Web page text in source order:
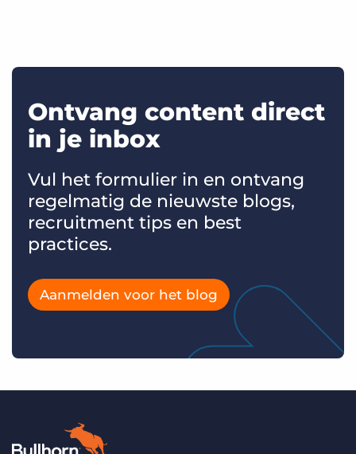
Ontvang content direct
in je inbox
Vul het formulier in en ontvang
regelmatig de nieuwste blogs,
recruitment tips en best
practices.
Aanmelden voor het blog